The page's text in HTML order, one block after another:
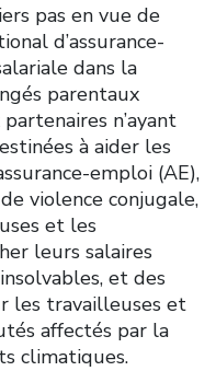
pas en vue de
d’assurance-
dans la
parentaux
n’ayant
à aider les
emploi (AE),
violence conjugale,
et les
leurs salaires
et des
les travailleuses et
affectés par la
climatiques.